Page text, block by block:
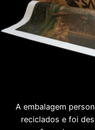
A embalagem
reciclados e foi